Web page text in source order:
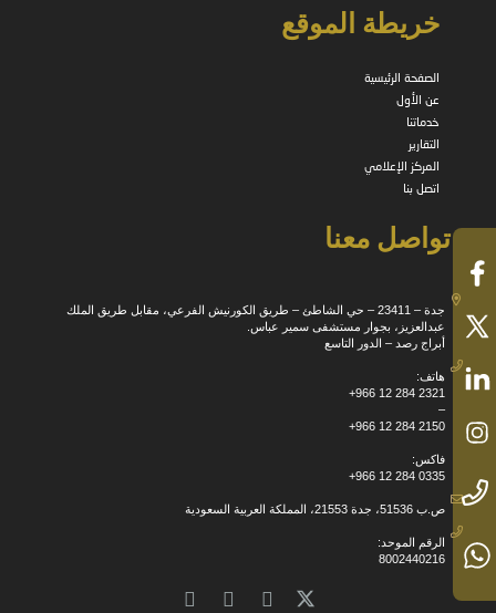
خريطة الموقع
الصفحة الرئيسية
عن الأول
خدماتنا
التقارير
المركز الإعلامي
اتصل بنا
تواصل معنا
جدة – 23411 – حي الشاطئ – طريق الكورنيش الفرعي، مقابل طريق الملك
عبدالعزيز، بجوار مستشفى سمير عباس.
أبراج رصد – الدور التاسع
هاتف:
+966 12 284 2321
–
+966 12 284 2150
فاكس:
+966 12 284 0335
ص.ب 51536، جدة 21553، المملكة العربية السعودية
الرقم الموحد:
8002440216